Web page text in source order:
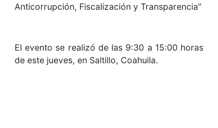
Anticorrupción, Fiscalización y Transparencia”
El evento se realizó de las 9:30 a 15:00 horas
de este jueves, en Saltillo, Coahuila.